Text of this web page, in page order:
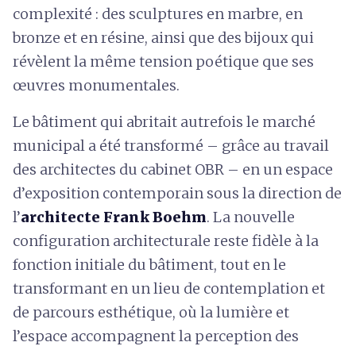
complexité : des sculptures en marbre, en
bronze et en résine, ainsi que des bijoux qui
révèlent la même tension poétique que ses
œuvres monumentales.
Le bâtiment qui abritait autrefois le marché
municipal a été transformé – grâce au travail
des architectes du cabinet OBR – en un espace
d’exposition contemporain sous la direction de
l’architecte Frank Boehm. La nouvelle
configuration architecturale reste fidèle à la
fonction initiale du bâtiment, tout en le
transformant en un lieu de contemplation et
de parcours esthétique, où la lumière et
l’espace accompagnent la perception des